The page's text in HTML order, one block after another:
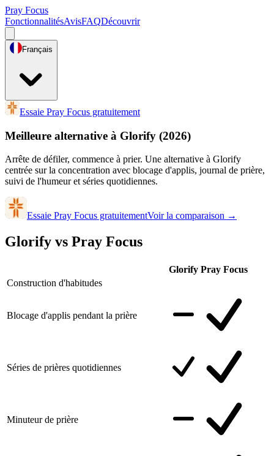
Pray Focus
FonctionnalitésAvisFAQDécouvrir
Français
Essaie Pray Focus gratuitement
Meilleure alternative à Glorify (2026)
Arrête de défiler, commence à prier. Une alternative à Glorify
centrée sur la concentration avec blocage d'applis, journal de prière,
suivi de l'humeur et séries quotidiennes.
Essaie Pray Focus gratuitementVoir la comparaison →
Glorify vs Pray Focus
Glorify Pray Focus
Construction d'habitudes
Blocage d'applis pendant la prière
Séries de prières quotidiennes
Minuteur de prière